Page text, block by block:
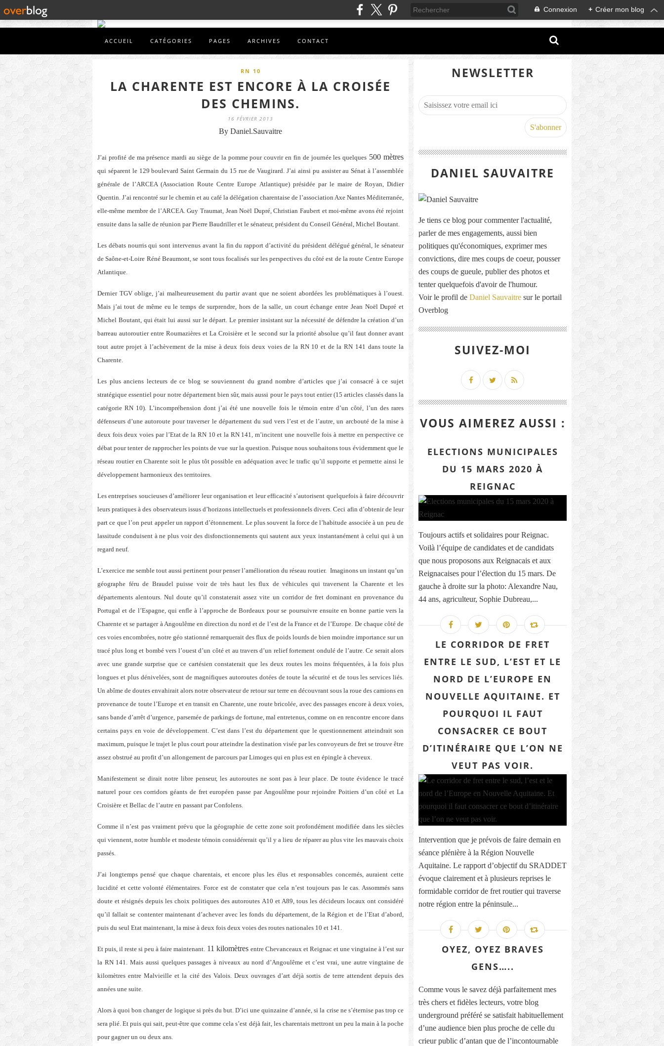
Connexion + Créer mon blog
ACCUEIL CATÉGORIES PAGES ARCHIVES CONTACT
RN 10
LA CHARENTE EST ENCORE À LA CROISÉE
DES CHEMINS.
16 FÉVRIER 2013
By Daniel.Sauvaitre
J’ai profité de ma présence mardi au siège de la pomme pour couvrir en fin de journée les quelques 500 mètres
qui séparent le 129 boulevard Saint Germain du 15 rue de Vaugirard. J’ai ainsi pu assister au Sénat à l’assemblée
générale de l’ARCEA (Association Route Centre Europe Atlantique) présidée par le maire de Royan, Didier
Quentin. J’ai rencontré sur le chemin et au café la délégation charentaise de l’association Axe Nantes Méditerranée,
elle-même membre de l’ARCEA. Guy Traumat, Jean Noël Dupré, Christian Faubert et moi-même avons été rejoint
ensuite dans la salle de réunion par Pierre Baudriller et le sénateur, président du Conseil Général, Michel Boutant.
Les débats nourris qui sont intervenus avant la fin du rapport d’activité du président délégué général, le sénateur
de Saône-et-Loire Réné Beaumont, se sont tous focalisés sur les perspectives du côté est de la route Centre Europe
Atlantique.
Dernier TGV oblige, j’ai malheureusement du partir avant que ne soient abordées les problématiques à l’ouest.
Mais j’ai tout de même eu le temps de surprendre, hors de la salle, un court échange entre Jean Noël Dupré et
Michel Boutant, qui était lui aussi sur le départ. Le premier insistant sur la nécessité de défendre la création d’un
barreau autoroutier entre Roumazières et La Croisière et le second sur la priorité absolue qu’il faut donner avant
tout autre projet à l’achèvement de la mise à deux fois deux voies de la RN 10 et de la RN 141 dans toute la
Charente.
Les plus anciens lecteurs de ce blog se souviennent du grand nombre d’articles que j’ai consacré à ce sujet
stratégique essentiel pour notre département bien sûr, mais aussi pour le pays tout entier (15 articles classés dans la
catégorie RN 10). L’incompréhension dont j’ai été une nouvelle fois le témoin entre d’un côté, l’un des rares
défenseurs d’une autoroute pour traverser le département du sud vers l’est et de l’autre, un arcbouté de la mise à
deux fois deux voies par l’Etat de la RN 10 et la RN 141, m’incitent une nouvelle fois à mettre en perspective ce
débat pour tenter de rapprocher les points de vue sur la question. Puisque nous souhaitons tous évidemment que le
réseau routier en Charente soit le plus tôt possible en adéquation avec le trafic qu’il supporte et permette ainsi le
développement harmonieux des territoires.
Les entreprises soucieuses d’améliorer leur organisation et leur efficacité s’autorisent quelquefois à faire découvrir
leurs pratiques à des observateurs issus d’horizons intellectuels et professionnels divers. Ceci afin d’obtenir de leur
part ce que l’on peut appeler un rapport d’étonnement. Le plus souvent la force de l’habitude associée à un peu de
lassitude conduisent à ne plus voir des disfonctionnements qui sautent aux yeux instantanément à celui qui à un
regard neuf.
L’exercice me semble tout aussi pertinent pour penser l’amélioration du réseau routier. Imaginons un instant qu’un
géographe féru de Braudel puisse voir de très haut les flux de véhicules qui traversent la Charente et les
départements alentours. Nul doute qu’il constaterait assez vite un corridor de fret dominant en provenance du
Portugal et de l’Espagne, qui enfle à l’approche de Bordeaux pour se poursuivre ensuite en bonne partie vers la
Charente et se partager à Angoulême en direction du nord et de l’est de la France et de l’Europe. De chaque côté de
ces voies encombrées, notre géo stationné remarquerait des flux de poids lourds de bien moindre importance sur un
tracé plus long et bombé vers l’ouest d’un côté et au travers d’un relief fortement ondulé de l’autre. Ce serait alors
avec une grande surprise que ce cartésien constaterait que les deux routes les moins fréquentées, à la fois plus
longues et plus dénivelées, sont de magnifiques autoroutes dotées de toute la sécurité et de tous les services liés.
Un abîme de doutes envahirait alors notre observateur de retour sur terre en découvrant sous la roue des camions en
provenance de toute l’Europe et en transit en Charente, une route bricolée, avec des passages encore à deux voies,
sans bande d’arrêt d’urgence, parsemée de parkings de fortune, mal entretenus, comme on en rencontre encore dans
certains pays en voie de développement. C’est dans l’est du département que le questionnement atteindrait son
maximum, puisque le trajet le plus court pour atteindre la destination visée par les convoyeurs de fret se trouve être
assez obstrué au profit d’un allongement de parcours par Limoges qui en plus est en épingle à cheveux.
Manifestement se dirait notre libre penseur, les autoroutes ne sont pas à leur place. De toute évidence le tracé
naturel pour ces corridors géants de fret européen passe par Angoulême pour rejoindre Poitiers d’un côté et La
Croisière et Bellac de l’autre en passant par Confolens.
Comme il n’est pas vraiment prévu que la géographie de cette zone soit profondément modifiée dans les siècles
qui viennent, notre humble et modeste témoin considérerait qu’il y a lieu de réparer au plus vite les mauvais choix
passés.
J’ai longtemps pensé que chaque charentais, et encore plus les élus et responsables concernés, auraient cette
lucidité et cette volonté élémentaires. Force est de constater que cela n’est toujours pas le cas. Assommés sans
doute et résignés depuis les choix politiques des autoroutes A10 et A89, tous les décideurs locaux ont considéré
qu’il fallait se contenter maintenant d’achever avec les fonds du département, de la Région et de l’Etat d’abord,
puis du seul Etat maintenant, la mise à deux fois deux voies des routes nationales 10 et 141.
Et puis, il reste si peu à faire maintenant. 11 kilomètres entre Chevanceaux et Reignac et une vingtaine à l’est sur
la RN 141. Mais aussi quelques passages à niveaux au nord d’Angoulême et c’est vrai, une autre vingtaine de
kilomètres entre Malvieille et la cité des Valois. Deux ouvrages d’art déjà sortis de terre attendent depuis des
années une suite.
Alors à quoi bon changer de logique si près du but. D’ici une quinzaine d’année, si la crise ne s’éternise pas trop ce
sera plié. Et puis qui sait, peut-être que comme cela s’est déjà fait, les charentais mettront un peu la main à la poche
pour gagner un ou deux ans.
NEWSLETTER
DANIEL SAUVAITRE
Je tiens ce blog pour commenter l'actualité,
parler de mes engagements, aussi bien
politiques qu'économiques, exprimer mes
convictions, dire mes coups de coeur, pousser
des coups de gueule, publier des photos et
tenter quelquefois d'avoir de l'humour.
Voir le profil de Daniel Sauvaitre sur le portail
Overblog
SUIVEZ-MOI
VOUS AIMEREZ AUSSI :
ELECTIONS MUNICIPALES
DU 15 MARS 2020 À
REIGNAC
Toujours actifs et solidaires pour Reignac.
Voilà l’équipe de candidates et de candidats
que nous proposons aux Reignacais et aux
Reignacaises pour l’élection du 15 mars. De
gauche à droite sur la photo: Alexandre Nau,
44 ans, agriculteur, Sophie Dubreau,...
LE CORRIDOR DE FRET
ENTRE LE SUD, L’EST ET LE
NORD DE L’EUROPE EN
NOUVELLE AQUITAINE. ET
POURQUOI IL FAUT
CONSACRER CE BOUT
D’ITINÉRAIRE QUE L’ON NE
VEUT PAS VOIR.
Intervention que je prévois de faire demain en
séance plénière à la Région Nouvelle
Aquitaine. Le rapport d’objectif du SRADDET
évoque clairement et à plusieurs reprises le
formidable corridor de fret routier qui traverse
notre région entre la péninsule...
OYEZ, OYEZ BRAVES
GENS…..
Comme vous le savez déjà parfaitement mes
très chers et fidèles lecteurs, votre blog
underground préféré se satisfait habituellement
d’une audience bien plus proche de celle du
crieur public d’antan que de l’incontournable